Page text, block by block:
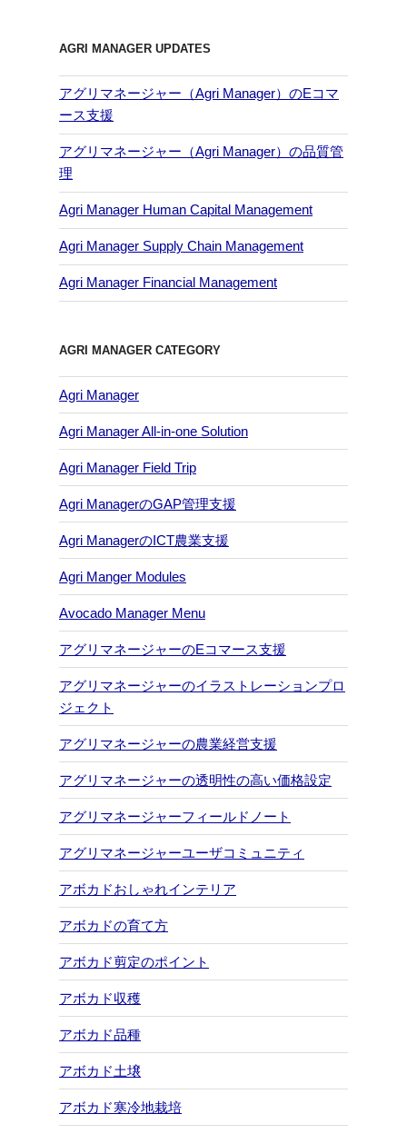
AGRI MANAGER UPDATES
アグリマネージャー（Agri Manager）のEコマ
ース支援
アグリマネージャー（Agri Manager）の品質管
理
Agri Manager Human Capital Management
Agri Manager Supply Chain Management
Agri Manager Financial Management
AGRI MANAGER CATEGORY
Agri Manager
Agri Manager All-in-one Solution
Agri Manager Field Trip
Agri ManagerのGAP管理支援
Agri ManagerのICT農業支援
Agri Manger Modules
Avocado Manager Menu
アグリマネージャーのEコマース支援
アグリマネージャーのイラストレーションプロ
ジェクト
アグリマネージャーの農業経営支援
アグリマネージャーの透明性の高い価格設定
アグリマネージャーフィールドノート
アグリマネージャーユーザコミュニティ
アボカドおしゃれインテリア
アボカドの育て方
アボカド剪定のポイント
アボカド収穫
アボカド品種
アボカド土壌
アボカド寒冷地栽培